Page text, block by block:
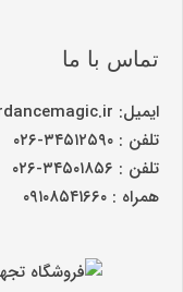
تماس با ما
ایمیل: info@waterdancemagic.ir
تلفن : ۳۴۵۱۲۵۹۰-۰۲۶
تلفن : ۳۴۵۰۱۸۵۶-۰۲۶
همراه : ۰۹۱۰۸۵۴۱۶۶۰